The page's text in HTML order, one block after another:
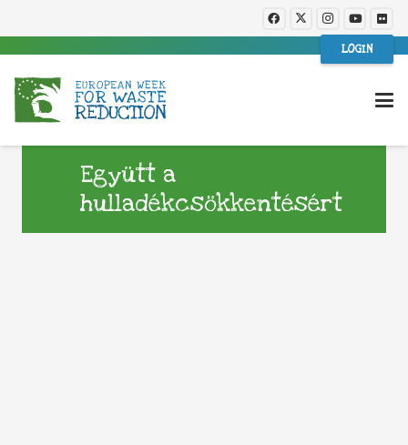
LOGIN
Együtt a
hulladékcsökkentésért